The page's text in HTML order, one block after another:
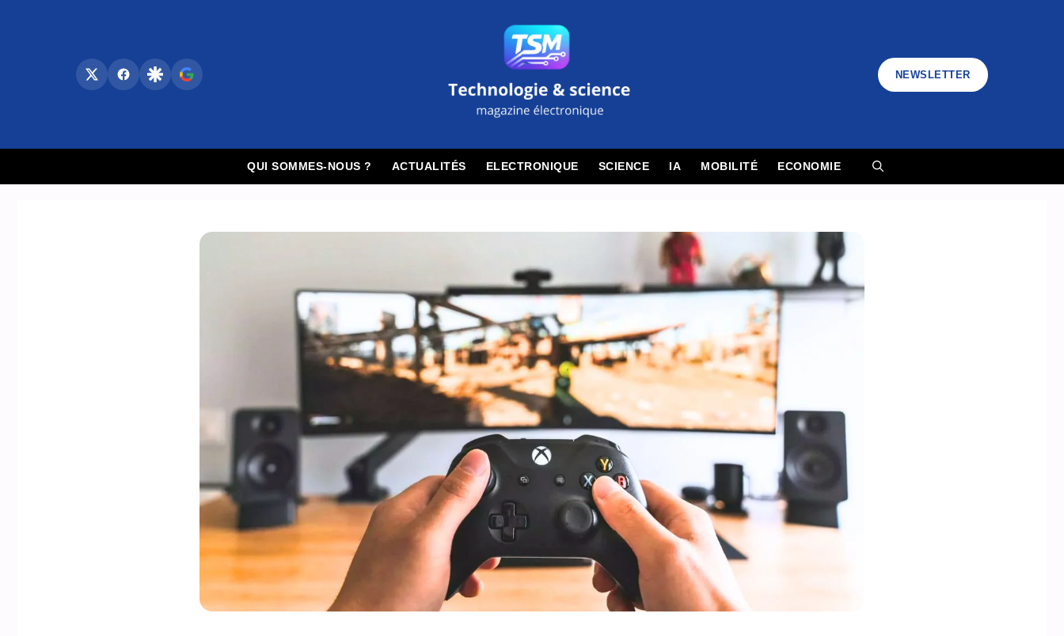
NEWSLETTER
QUI SOMMES-NOUS ? ACTUALITÉS ELECTRONIQUE SCIENCE IA MOBILITÉ ECONOMIE